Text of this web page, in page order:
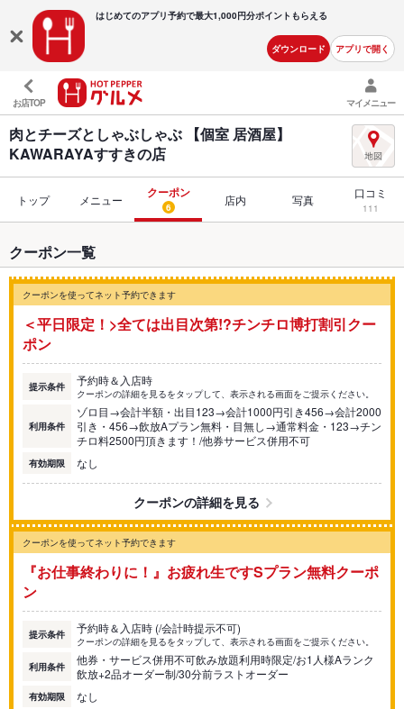
はじめてのアプリ予約で最大1,000円分ポイントもらえる
ダウンロード アプリで開く
お店TOP マイメニュー
肉とチーズとしゃぶしゃぶ 【個室 居酒屋】
KAWARAYAすすきの店
トップ メニュー クーポン
6 店内 写真 口コミ
111
クーポン一覧
クーポンを使ってネット予約できます
＜平日限定！>全ては出目次第!?チンチロ博打割引クー
ポン
提示条件 予約時＆入店時
クーポンの詳細を見るをタップして、表示される画面をご提示ください。
利用条件
ゾロ目→会計半額・出目123→会計1000円引き456→会計2000
引き・456→飲放Aプラン無料・目無し→通常料金・123→チン
チロ料2500円頂きます！/他券サービス併用不可
有効期限 なし
クーポンの詳細を見る
クーポンを使ってネット予約できます
『お仕事終わりに！』お疲れ生ですSプラン無料クーポ
ン
提示条件 予約時＆入店時 (/会計時提示不可)
クーポンの詳細を見るをタップして、表示される画面をご提示ください。
利用条件
他券・サービス併用不可飲み放題利用時限定/お1人様Aランク
飲放+2品オーダー制/30分前ラストオーダー
有効期限 なし